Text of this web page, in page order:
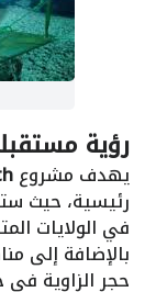
رؤية
يهدف مشروع
رئيسية، حيث
في الولايات
بالإضافة إلى
حجر الزاوية